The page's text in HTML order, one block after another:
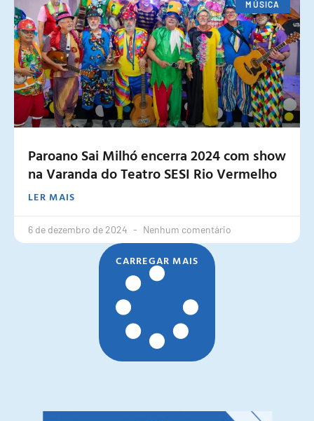
MÚSICA
Paroano Sai Milhó encerra 2024 com show
na Varanda do Teatro SESI Rio Vermelho
LER MAIS
6 de dezembro de 2024 Nenhum comentário
CARREGAR MAIS